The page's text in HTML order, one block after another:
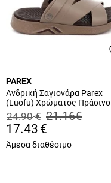
PAREX
Ανδρική Σαγιονάρα Parex
(Luofu) Χρώματος Πράσινο
11831098.X
24.90 € 21.16€
17.43 €
Άμεσα διαθέσιμο